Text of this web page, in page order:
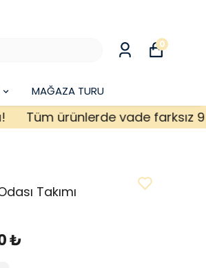
MAĞAZA TURU
0
Tüm ürünlerde vade farksız 9
Takımı
₺